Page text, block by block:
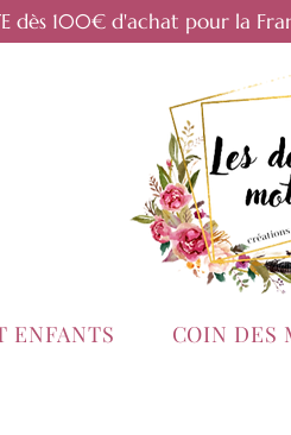
dès 100€ d'achat pour la
ENFANTS COIN DES